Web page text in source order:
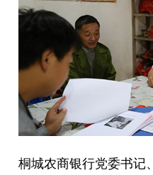
桐城农商银行党委书记